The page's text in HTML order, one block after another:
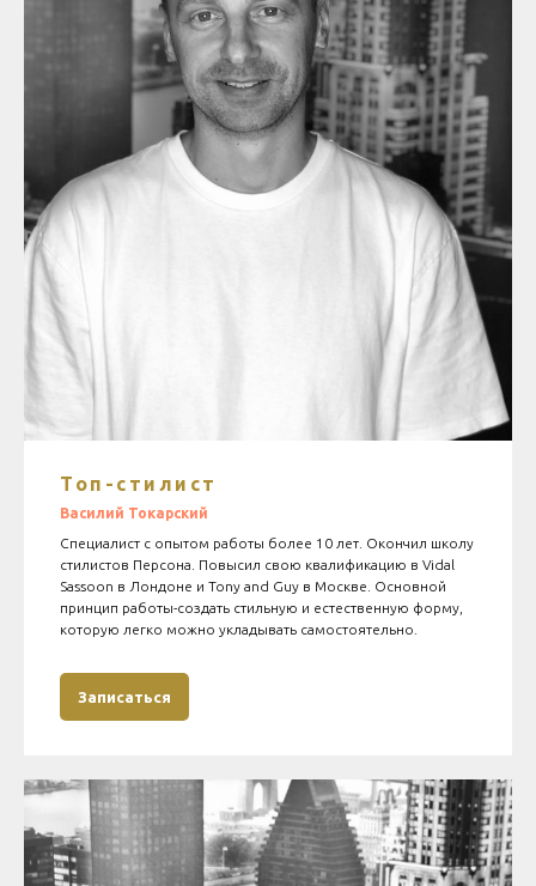
Топ-стилист
Василий Токарский
Специалист с опытом работы более 10 лет. Окончил школу
стилистов Персона. Повысил свою квалификацию в Vidal
Sassoon в Лондоне и Tony and Guy в Москве. Основной
принцип работы-создать стильную и естественную форму,
которую легко можно укладывать самостоятельно.
Записаться